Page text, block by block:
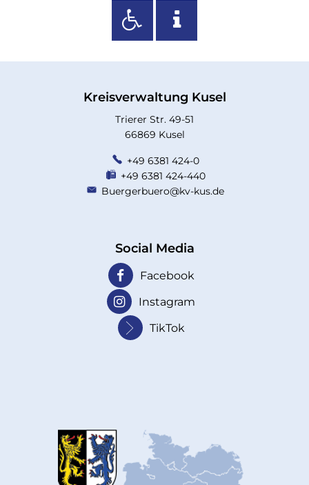
Kreisverwaltung Kusel
Trierer Str. 49-51
66869 Kusel
+49 6381 424-0
+49 6381 424-440
Buergerbuero@kv-kus.de
Social Media
Facebook
Instagram
TikTok